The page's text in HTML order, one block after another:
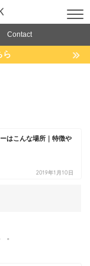
Contact
ら
はこんな場所｜特徴や
2019年1月10日